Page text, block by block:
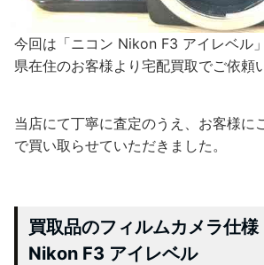
今回は「ニコン Nikon F3 アイレベル
県在住のお客様より宅配買取でご依頼
当店にて丁寧に査定のうえ、お客様に
で買い取らせていただきました。
買取品のフィルムカメラ仕様
Nikon F3 アイレベル